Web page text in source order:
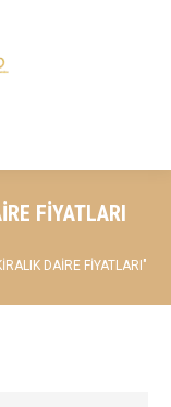
FIYATLARI
DAIRE FIYATLARI"